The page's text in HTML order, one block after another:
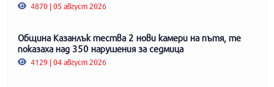
4870 | 05 август 2026
Община Казанлък тества 2 нови камери на пътя, те
показаха над 350 нарушения за седмица
4129 | 04 август 2026